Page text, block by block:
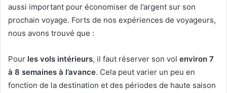
aussi important pour économiser de l’argent sur son
prochain voyage. Forts de nos expériences de voyageurs,
nous avons trouvé que :
Pour les vols intérieurs, il faut réserver son vol environ 7
à 8 semaines à l’avance. Cela peut varier un peu en
fonction de la destination et des périodes de haute saison